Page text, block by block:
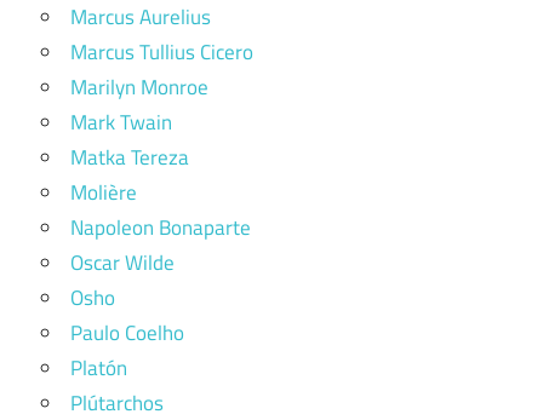
Marcus Aurelius
Marcus Tullius Cicero
Marilyn Monroe
Mark Twain
Matka Tereza
Molière
Napoleon Bonaparte
Oscar Wilde
Osho
Paulo Coelho
Platón
Plútarchos